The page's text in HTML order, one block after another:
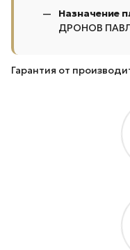
Назначение
ДРОНОВ
Гарантия от